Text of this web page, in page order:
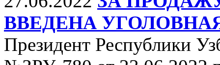
ВВЕДЕНА
Президент Республики